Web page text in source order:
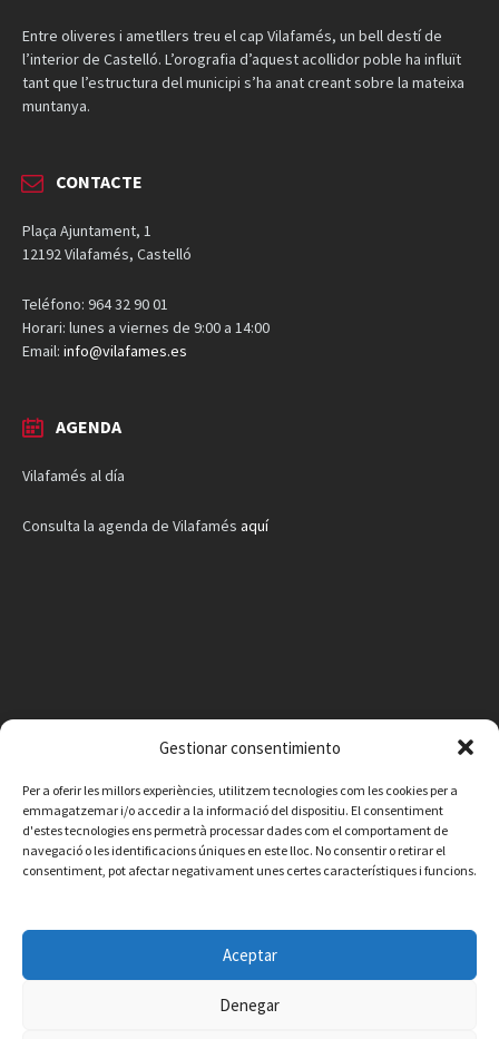
Gestionar consentimiento
Per a oferir les millors experiències, utilitzem tecnologies com les cookies per a
emmagatzemar i/o accedir a la informació del dispositiu. El consentiment
d'estes tecnologies ens permetrà processar dades com el comportament de
navegació o les identificacions úniques en este lloc. No consentir o retirar el
consentiment, pot afectar negativament unes certes característiques i funcions.
Aceptar
Denegar
Entre oliveres i ametllers treu el cap Vilafamés, un bell destí de
l’interior de Castelló. L’orografia d’aquest acollidor poble ha influït
tant que l’estructura del municipi s’ha anat creant sobre la mateixa
muntanya.
CONTACTE
Plaça Ajuntament, 1
12192 Vilafamés, Castelló
Teléfono: 964 32 90 01
Horari: lunes a viernes de 9:00 a 14:00
Email: info@vilafames.es
AGENDA
Vilafamés al día
Consulta la agenda de Vilafamés aquí
Política de privacitat
© 2026 Ajuntament de Vilafamés - Desarrollada por